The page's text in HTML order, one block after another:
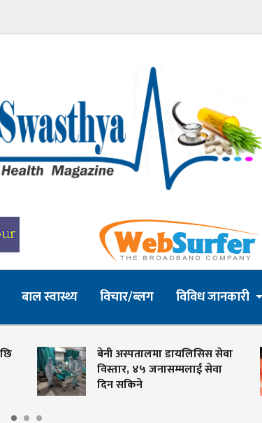
बाल स्वास्थ्य विचार/ब्लग विविध जानकारी
बेनी अस्पतालमा डायलिसिस सेवा
विस्तार, ४५ जनासम्मलाई सेवा
दिन सकिने